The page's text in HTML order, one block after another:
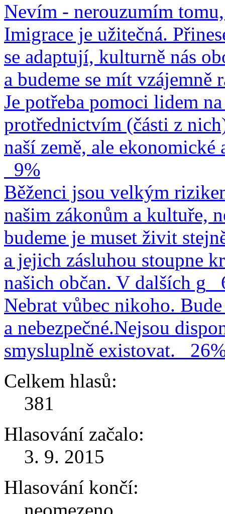
Nevím - nerouzumím
Imigrace je užitečná.
se adaptují, kulturně nás
a budeme se mít vzájemně
Je potřeba pomoci lidem
protřednictvím (části z
naší země, ale
9%
Běženci jsou velkým
našim zákonům a kultuře,
budeme je muset živit
a jejich zásluhou stoupne
našich občan. V dalších g
Nebrat vůbec nikoho.
a nebezpečné.Nejsou
smysluplně existovat.
Celkem hlasů:
381
Hlasování začalo:
3. 9. 2015
Hlasování končí: